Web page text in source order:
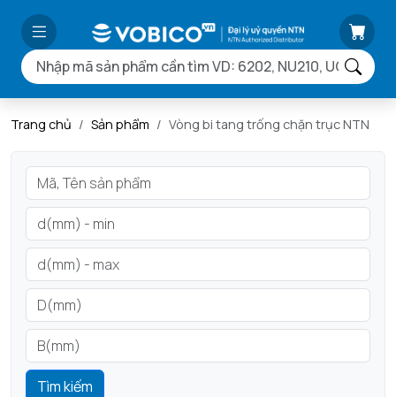
Trang chủ Sản phẩm Vòng bi tang trống chặn trục NTN
Tìm kiếm